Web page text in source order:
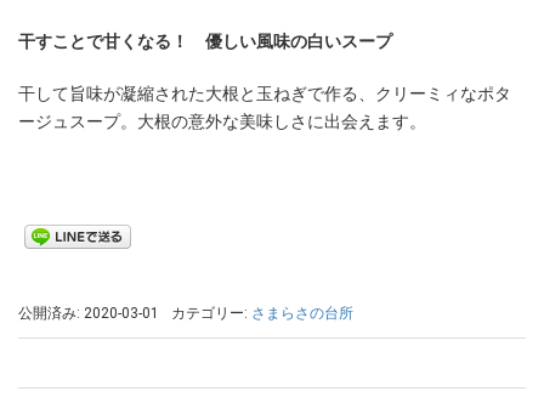
干すことで甘くなる！ 優しい風味の白いスープ
干して旨味が凝縮された大根と玉ねぎで作る、クリーミィなポタ
ージュスープ。大根の意外な美味しさに出会えます。
公開済み: 2020-03-01 カテゴリー: さまらさの台所